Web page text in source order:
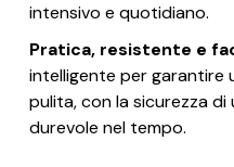
intensivo e quotidiano.
Pratica, resistente e
intelligente per garantire
pulita, con la sicurezza
durevole nel tempo.